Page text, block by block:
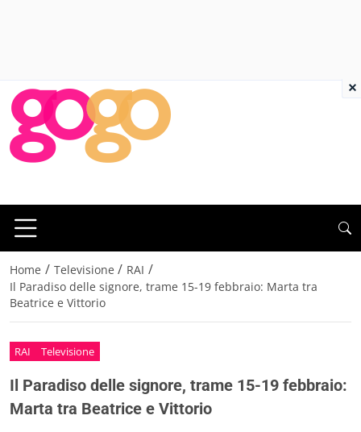
Home / Televisione / RAI /
Il Paradiso delle signore, trame 15-19 febbraio: Marta tra
Beatrice e Vittorio
RAI Televisione
Il Paradiso delle signore, trame 15-19 febbraio:
Marta tra Beatrice e Vittorio
×